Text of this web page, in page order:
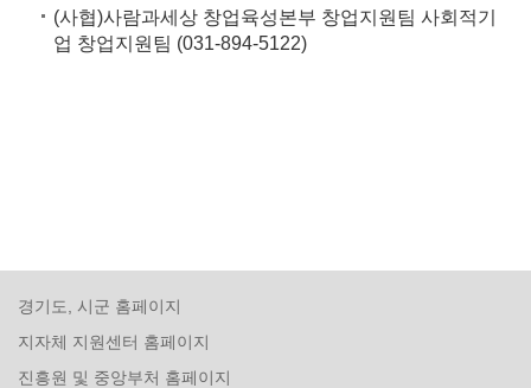
(사협)사람과세상 창업육성본부 창업지원팀 사회적기
업 창업지원팀 (031-894-5122)
경기도, 시군 홈페이지
지자체 지원센터 홈페이지
진흥원 및 중앙부처 홈페이지